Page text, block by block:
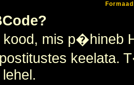
kood, mis p�hineb
keelata.